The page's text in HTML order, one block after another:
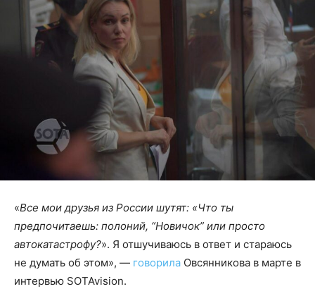
«Все мои друзья из России шутят: «Что ты
предпочитаешь: полоний, “Новичок” или просто
автокатастрофу?». Я отшучиваюсь в ответ и стараюсь
не думать об этом», — говорила Овсянникова в марте в
интервью SOTAvision.